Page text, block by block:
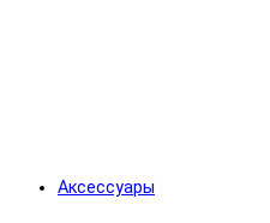
Аксессуары